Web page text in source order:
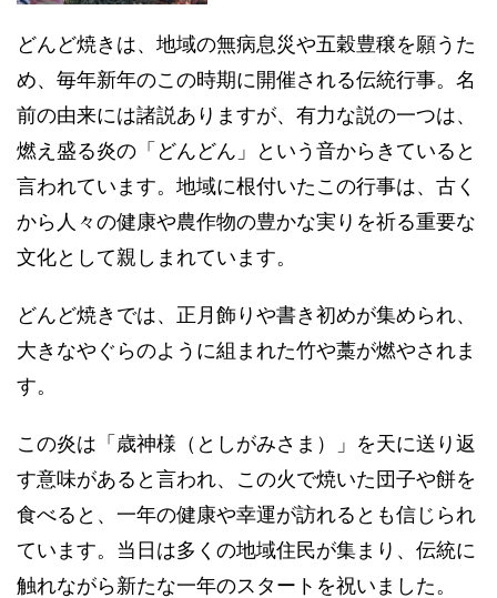
どんど焼きは、地域の無病息災や五穀豊穣を願うた
め、毎年新年のこの時期に開催される伝統行事。名
前の由来には諸説ありますが、有力な説の一つは、
燃え盛る炎の「どんどん」という音からきていると
言われています。地域に根付いたこの行事は、古く
から人々の健康や農作物の豊かな実りを祈る重要な
文化として親しまれています。
どんど焼きでは、正月飾りや書き初めが集められ、
大きなやぐらのように組まれた竹や藁が燃やされま
す。
この炎は「歳神様（としがみさま）」を天に送り返
す意味があると言われ、この火で焼いた団子や餅を
食べると、一年の健康や幸運が訪れるとも信じられ
ています。当日は多くの地域住民が集まり、伝統に
触れながら新たな一年のスタートを祝いました。